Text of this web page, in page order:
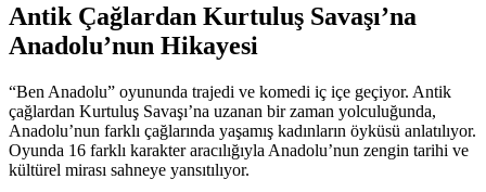
Antik Çağlardan Kurtuluş Savaşı’na
Anadolu’nun Hikayesi
“Ben Anadolu” oyununda trajedi ve komedi iç içe geçiyor. Antik
çağlardan Kurtuluş Savaşı’na uzanan bir zaman yolculuğunda,
Anadolu’nun farklı çağlarında yaşamış kadınların öyküsü anlatılıyor.
Oyunda 16 farklı karakter aracılığıyla Anadolu’nun zengin tarihi ve
kültürel mirası sahneye yansıtılıyor.